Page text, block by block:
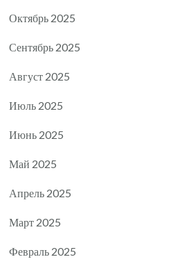
Октябрь 2025
Сентябрь 2025
Август 2025
Июль 2025
Июнь 2025
Май 2025
Апрель 2025
Март 2025
Февраль 2025